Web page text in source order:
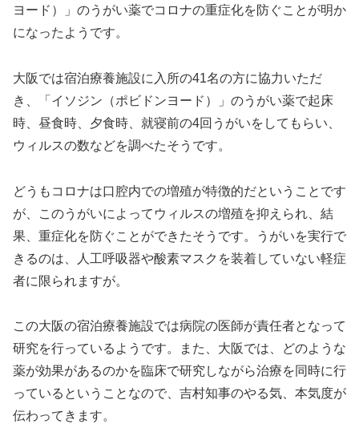
ヨード）」のうがい薬でコロナの重症化を防ぐことが明か
になったようです。
大阪では宿泊療養施設に入所の41名の方に協力いただ
き、「イソジン（ポビドンヨード）」のうがい薬で起床
時、昼食時、夕食時、就寝前の4回うがいをしてもらい、
ウィルスの数などを調べたそうです。
どうもコロナは口腔内での増殖が特徴的だということです
が、このうがいによってウィルスの増殖を抑えられ、結
果、重症化を防ぐことができたそうです。うがいを実行で
きるのは、人工呼吸器や酸素マスクを装着していない軽症
者に限られますが。
この大阪の宿泊療養施設では病院の医師が責任者となって
研究を行っているようです。また、大阪では、どのような
薬が効果があるのかを臨床で研究しながら治療を同時に行
っているということなので、吉村知事のやる気、本気度が
伝わってきます。